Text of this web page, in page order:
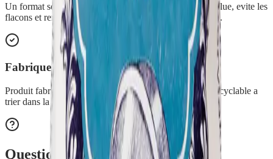
Un format solide qui concentre les actifs sans eau superflue, evite les
flacons et remplace en moyenne 1 a 2 flacons de 250 ml.
Fabrique en France
Produit fabrique en France, dans un emballage papier recyclable a
trier dans la filiere papier/carton.
Questions fréquentes